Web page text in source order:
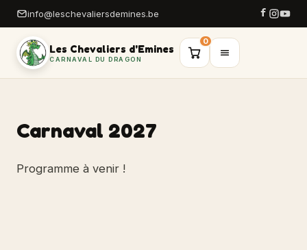
info@leschevaliersdemines.be
Les Chevaliers d'Emines
CARNAVAL DU DRAGON
0
Carnaval 2027
Programme à venir !